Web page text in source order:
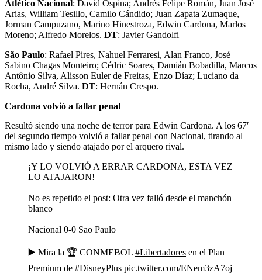
Atlético Nacional: David Ospina; Andrés Felipe Román, Juan José
Arias, William Tesillo, Camilo Cándido; Juan Zapata Zumaque,
Jorman Campuzano, Marino Hinestroza, Edwin Cardona, Marlos
Moreno; Alfredo Morelos. DT: Javier Gandolfi
São Paulo: Rafael Pires, Nahuel Ferraresi, Alan Franco, José
Sabino Chagas Monteiro; Cédric Soares, Damián Bobadilla, Marcos
Antônio Silva, Alisson Euler de Freitas, Enzo Díaz; Luciano da
Rocha, André Silva. DT: Hernán Crespo.
Cardona volvió a fallar penal
Resultó siendo una noche de terror para Edwin Cardona. A los 67′
del segundo tiempo volvió a fallar penal con Nacional, tirando al
mismo lado y siendo atajado por el arquero rival.
¡Y LO VOLVIÓ A ERRAR CARDONA, ESTA VEZ
LO ATAJARON!
No es repetido el post: Otra vez falló desde el manchón
blanco
Nacional 0-0 Sao Paulo
▶️ Mira la 🏆 CONMEBOL #Libertadores en el Plan
Premium de #DisneyPlus pic.twitter.com/ENem3zA7oj